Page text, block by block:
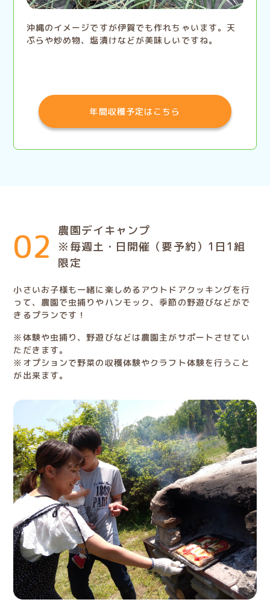
沖縄のイメージですが伊賀でも作れちゃいます。天
ぷらや炒め物、塩漬けなどが美味しいですね。
年間収穫予定はこちら
02
農園デイキャンプ
※毎週土・日開催（要予約）1日1組
限定
小さいお子様も一緒に楽しめるアウトドアクッキングを行
って、農園で虫捕りやハンモック、季節の野遊びなどがで
きるプランです！
※体験や虫捕り、野遊びなどは農園主がサポートさせてい
ただきます。
※オプションで野菜の収穫体験やクラフト体験を行うこと
が出来ます。